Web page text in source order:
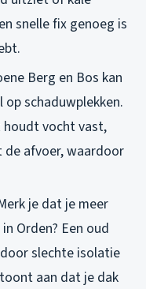
snelle fix genoeg is
Berg en Bos kan
schaduwplekken.
houdt vocht vast,
de afvoer, waardoor
je dat je meer
Orden? Een oud
slechte isolatie
aan dat je dak